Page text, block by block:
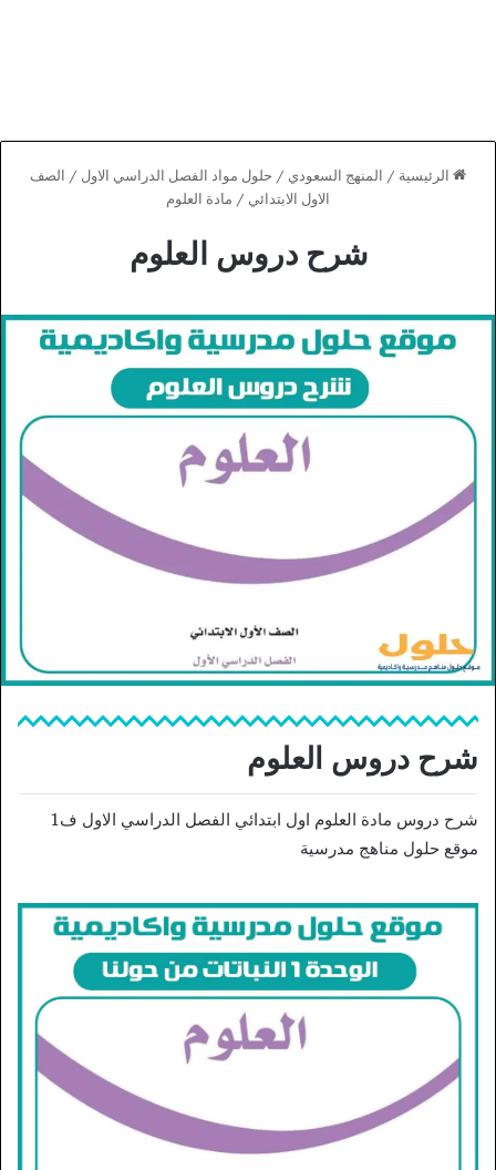
الرئيسية / المنهج السعودي / حلول مواد الفصل الدراسي الاول / الصف
الاول الابتدائي / مادة العلوم
شرح دروس العلوم
شرح دروس العلوم
شرح دروس مادة العلوم اول ابتدائي الفصل الدراسي الاول ف1
موقع حلول مناهج مدرسية